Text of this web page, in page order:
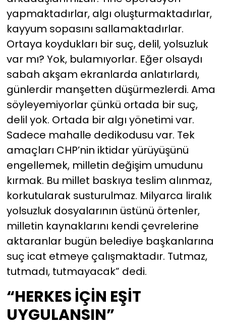
yapmaktadırlar, algı oluşturmaktadırlar,
kayyum sopasını sallamaktadırlar.
Ortaya koydukları bir suç, delil, yolsuzluk
var mı? Yok, bulamıyorlar. Eğer olsaydı
sabah akşam ekranlarda anlatırlardı,
günlerdir manşetten düşürmezlerdi. Ama
söyleyemiyorlar çünkü ortada bir suç,
delil yok. Ortada bir algı yönetimi var.
Sadece mahalle dedikodusu var. Tek
amaçları CHP’nin iktidar yürüyüşünü
engellemek, milletin değişim umudunu
kırmak. Bu millet baskıya teslim alınmaz,
korkutularak susturulmaz. Milyarca liralık
yolsuzluk dosyalarının üstünü örtenler,
milletin kaynaklarını kendi çevrelerine
aktaranlar bugün belediye başkanlarına
suç icat etmeye çalışmaktadır. Tutmaz,
tutmadı, tutmayacak” dedi.
“HERKES İÇİN EŞİT
UYGULANSIN”